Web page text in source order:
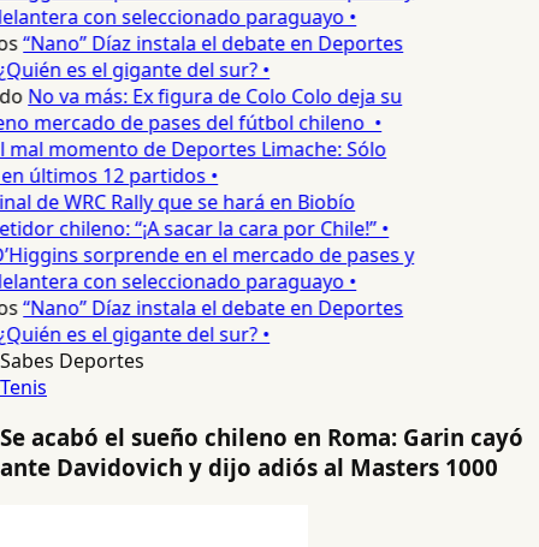
con seleccionado paraguayo •
“Nano” Díaz instala el debate en Deportes
es el gigante del sur? •
No va más: Ex figura de Colo Colo deja su
mercado de pases del fútbol chileno •
mal momento de Deportes Limache: Sólo
últimos 12 partidos •
de WRC Rally que se hará en Biobío
chileno: “¡A sacar la cara por Chile!” •
sorprende en el mercado de pases y
con seleccionado paraguayo •
“Nano” Díaz instala el debate en Deportes
es el gigante del sur? •
Sabes Deportes
Tenis
Se acabó el sueño chileno en Roma: Garin cayó
ante Davidovich y dijo adiós al Masters 1000